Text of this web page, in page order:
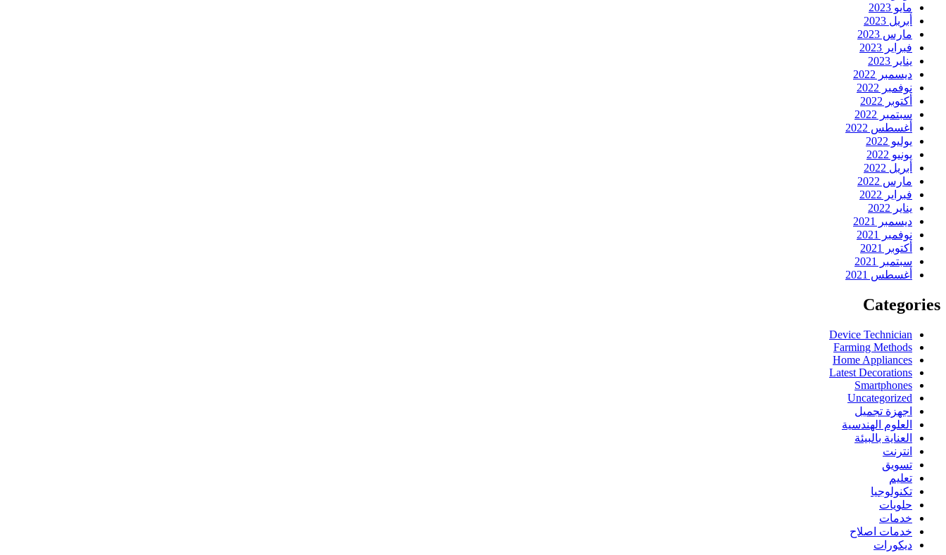
مايو 2023
أبريل 2023
مارس 2023
فبراير 2023
يناير 2023
ديسمبر 2022
نوفمبر 2022
أكتوبر 2022
سبتمبر 2022
أغسطس 2022
يوليو 2022
يونيو 2022
أبريل 2022
مارس 2022
فبراير 2022
يناير 2022
ديسمبر 2021
نوفمبر 2021
أكتوبر 2021
سبتمبر 2021
أغسطس 2021
Categories
Device Technician
Farming Methods
Home Appliances
Latest Decorations
Smartphones
Uncategorized
اجهزة تجميل
العلوم الهندسية
العناية بالبيئة
انترنت
تسويق
تعليم
تكنولوجيا
حلويات
خدمات
خدمات اصلاح
ديكورات